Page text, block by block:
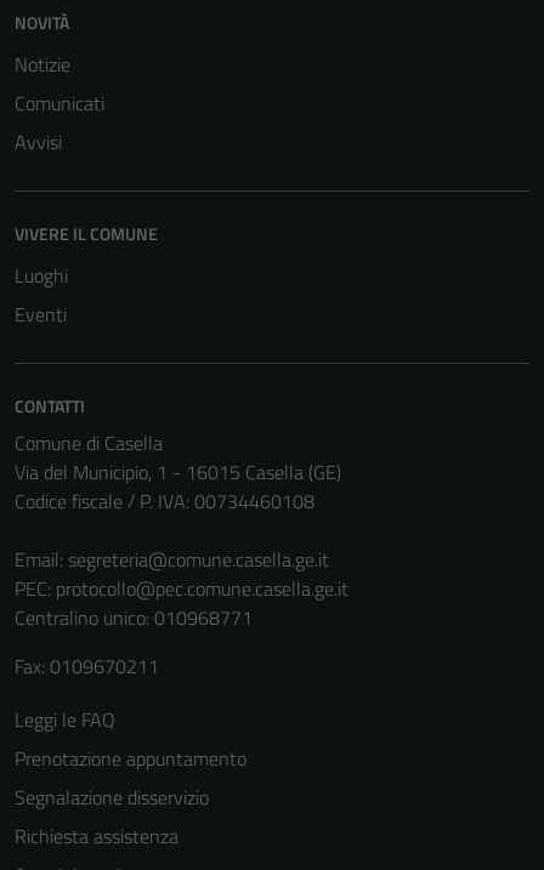
NOVITÀ
Notizie
Comunicati
Avvisi
VIVERE IL COMUNE
Luoghi
Eventi
CONTATTI
Comune di Casella
Via del Municipio, 1 - 16015 Casella (GE)
Codice fiscale / P. IVA: 00734460108
Email: segreteria@comune.casella.ge.it
PEC: protocollo@pec.comune.casella.ge.it
Centralino unico: 010968771
Fax: 0109670211
Leggi le FAQ
Prenotazione appuntamento
Segnalazione disservizio
Richiesta assistenza
del sito e non
possono
disabilitati.
Questi cookie